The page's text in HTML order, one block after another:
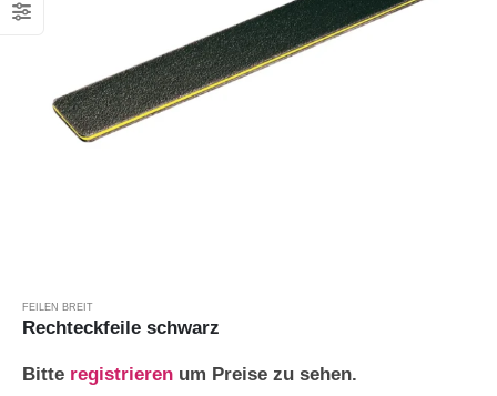
FEILEN BREIT
Rechteckfeile schwarz
Bitte registrieren um Preise zu sehen.